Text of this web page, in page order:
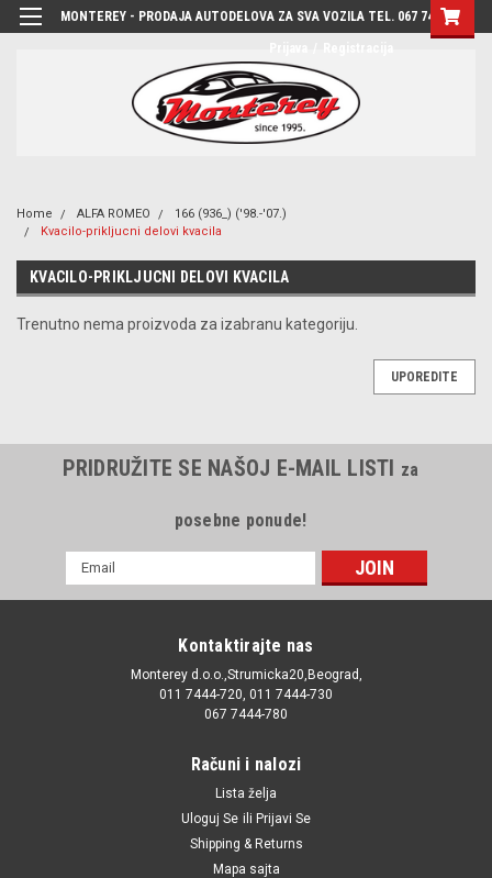
MONTEREY - PRODAJA AUTODELOVA ZA SVA VOZILA TEL. 067 7444-780
Home ALFA ROMEO
166 (936_) ('98.-'07.)
Kvacilo-prikljucni delovi kvacila
KVACILO-PRIKLJUCNI DELOVI KVACILA
Trenutno nema proizvoda za izabranu kategoriju.
UPOREDITE
PRIDRUŽITE SE NAŠOJ E-MAIL LISTI za
posebne ponude!
mail
Kontaktirajte nas
Monterey d.o.o.,Strumicka20,Beograd,
011 7444-720, 011 7444-730
067 7444-780
Računi i nalozi
Lista želja
Uloguj Se ili Prijavi Se
Shipping & Returns
Mapa sajta